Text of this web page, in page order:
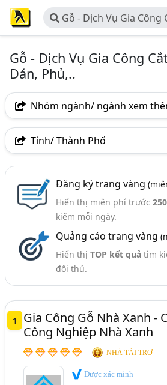
Gỗ - Dịch Vụ Gia Công
Ghép, Dán, Phủ,..
Gỗ - Dịch Vụ Gia Công
Dán, Phủ,..
Nhóm ngành/ ngành xem
Ngành nghề
Ngành xem thêm
Gỗ Nguyên Liệu (567)
Tỉnh/ Thành Phố
Bình Dương
Tp. Đà Nẵng
Khánh Hòa
Quảng Trị
Bình Định
Quảng Bình
Đăng ký trang vàng
Hiển thị miễn phí trước
kiếm mỗi ngày.
Quảng cáo trang vàng
Hiển thị TOP kết quảtìm
đối thủ.
1
Gia Công Gỗ Nhà Xanh -
Công Nghiệp Nhà Xanh
NHÀ TÀI TRỢ
Được xác minh